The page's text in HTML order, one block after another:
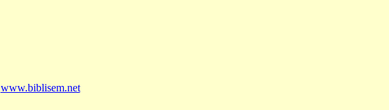
www.biblisem.net